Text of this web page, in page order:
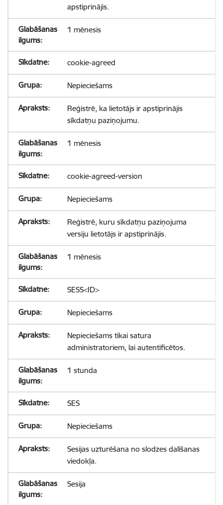
apstiprinājis.
1 mēnesis
cookie-agreed
Nepieciešams
Reģistrē, ka lietotājs ir apstiprinājis
sīkdatņu paziņojumu.
1 mēnesis
cookie-agreed-version
Nepieciešams
Reģistrē, kuru sīkdatņu paziņojuma
versiju lietotājs ir apstiprinājis.
1 mēnesis
SESS<ID>
Nepieciešams
Nepieciešams tikai satura
administratoriem, lai autentificētos.
1 stunda
SES
Nepieciešams
Sesijas uzturēšana no slodzes dalīšanas
viedokļa.
Sesija